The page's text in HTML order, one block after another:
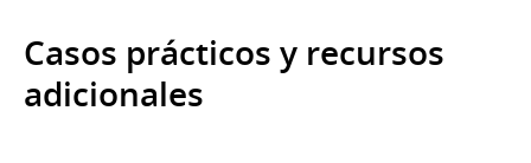
Casos prácticos y recursos
adicionales